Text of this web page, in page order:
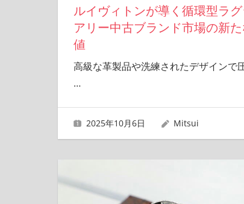
ルイヴィトンが導く循環型ラグ
アリー中古ブランド市場の新
値
高級な革製品や洗練されたデザインで
…
2025年10月6日 Mitsui